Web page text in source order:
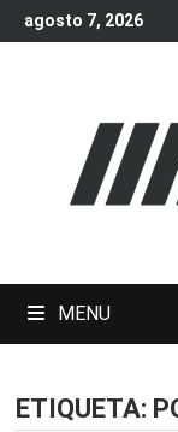
Skip
to
agosto 7, 2026
MENU
ETIQUETA: